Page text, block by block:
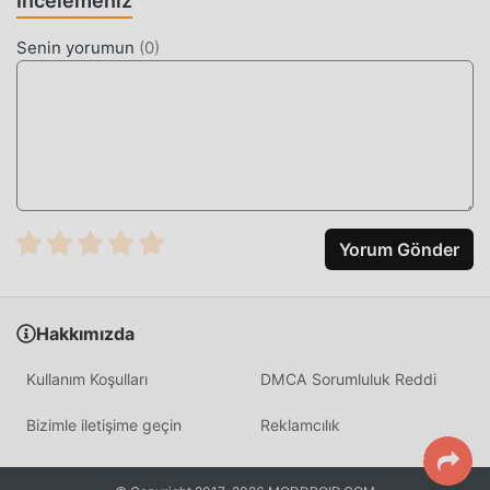
Senin yorumun (0)
Yorum Gönder
Hakkımızda
Kullanım Koşulları DMCA Sorumluluk Reddi
Bizimle iletişime geçin Reklamcılık